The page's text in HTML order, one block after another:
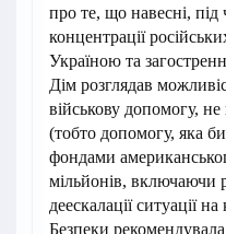
про те, що навесні, під
концентрації
Україною та
Дім розглядав
військову допомогу,
(тобто допомогу, яка
фондами
мільйонів, включаючи
деескалації ситуації
Безпеки